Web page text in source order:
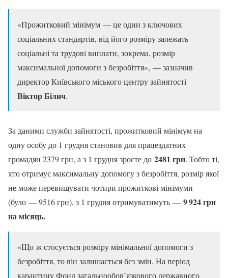
«Прожитковий мінімум — це один з ключових
соціальних стандартів, від його розміру залежать
соціальні та трудові виплати, зокрема, розмір
максимальної допомоги з безробіття», — зазначив
директор Київського міського центру зайнятості
Віктор Білич.
За даними служби зайнятості, прожитковий мінімум на
одну особу до 1 грудня становив для працездатних
громадян 2379 грн, а з 1 грудня зросте до 2481 грн. Тобто ті,
хто отримує максимальну допомогу з безробіття, розмір якої
не може перевищувати чотири прожиткові мінімуми
(було — 9516 грн), з 1 грудня отримуватимуть — 9 924 грн
на місяць.
«Що ж стосується розміру мінімальної допомоги з
безробіття, то він залишається без змін. На період
карантину Фонд загальнообов’язкового державного